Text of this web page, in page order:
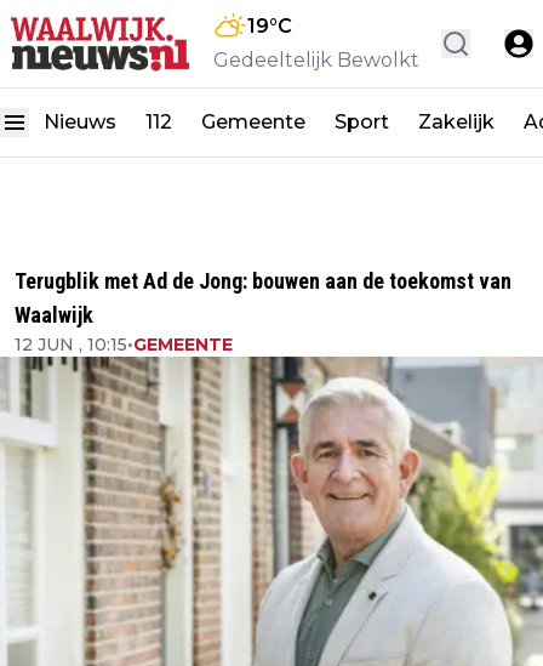
19°C
Gedeeltelijk Bewolkt
Nieuws 112 Gemeente Sport Zakelijk
Terugblik met Ad de Jong: bouwen aan de toekomst van
Waalwijk
12 JUN , 10:15•GEMEENTE